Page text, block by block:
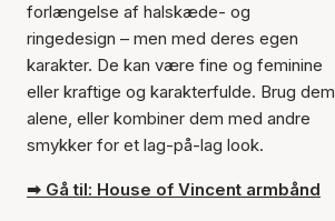
forlængelse af halskæde- og
ringedesign – men med deres egen
karakter. De kan være fine og feminine
eller kraftige og karakterfulde. Brug dem
alene, eller kombiner dem med andre
smykker for et lag-på-lag look.
➡ Gå til: House of Vincent armbånd